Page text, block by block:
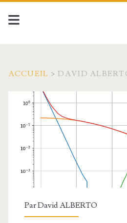
ACCUEIL >DAVID
Auteur/
<span>David
ParDavid ALBERTO